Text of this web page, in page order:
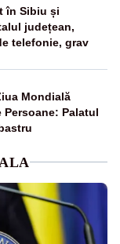
în Sibiu și
județean,
telefonie, grav
Mondială
Palatul